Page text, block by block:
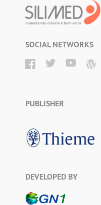
SOCIAL NETWORKS
PUBLISHER
DEVELOPED BY